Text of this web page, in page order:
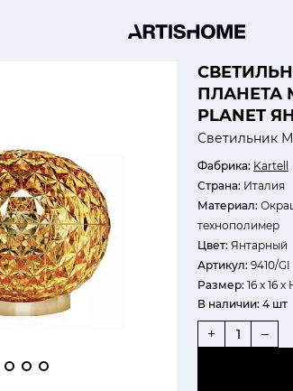
ПЛАНЕТА
PLANET
Светильник
Фабрика: Kartell
Страна: Италия
Материал:
технополимер
Цвет: Янтарный
Артикул: 9410/GI
Размер: 16 х 16
В наличии: 4 шт
+ –